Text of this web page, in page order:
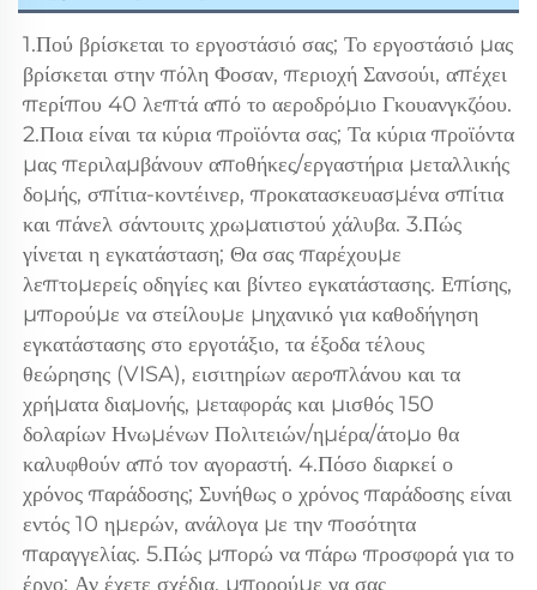
1.Πού βρίσκεται το εργοστάσιό σας; Το εργοστάσιό μας
βρίσκεται στην πόλη Φοσαν, περιοχή Σανσούι, απέχει
περίπου 40 λεπτά από το αεροδρόμιο Γκουανγκζόου.
2.Ποια είναι τα κύρια προϊόντα σας; Τα κύρια προϊόντα
μας περιλαμβάνουν αποθήκες/εργαστήρια μεταλλικής
δομής, σπίτια-κοντέινερ, προκατασκευασμένα σπίτια
και πάνελ σάντουιτς χρωματιστού χάλυβα. 3.Πώς
γίνεται η εγκατάσταση; Θα σας παρέχουμε
λεπτομερείς οδηγίες και βίντεο εγκατάστασης. Επίσης,
μπορούμε να στείλουμε μηχανικό για καθοδήγηση
εγκατάστασης στο εργοτάξιο, τα έξοδα τέλους
θεώρησης (VISA), εισιτηρίων αεροπλάνου και τα
χρήματα διαμονής, μεταφοράς και μισθός 150
δολαρίων Ηνωμένων Πολιτειών/ημέρα/άτομο θα
καλυφθούν από τον αγοραστή. 4.Πόσο διαρκεί ο
χρόνος παράδοσης; Συνήθως ο χρόνος παράδοσης είναι
εντός 10 ημερών, ανάλογα με την ποσότητα
παραγγελίας. 5.Πώς μπορώ να πάρω προσφορά για το
έργο; Αν έχετε σχέδια, μπορούμε να σας